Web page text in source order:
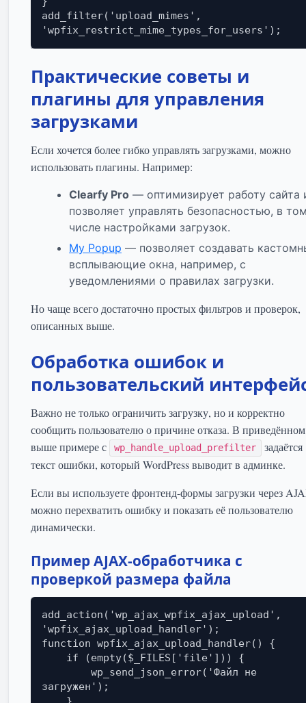
add_filter('upload_mimes',
'wpfix_restrict_mime_types_for_users');
Практические советы и
плагины для управления
загрузками
Если хочется более гибко управлять загрузками, можно
использовать плагины. Например:
Clearfy Pro — оптимизирует работу сайта
позволяет управлять безопасностью, в
числе настройками загрузок.
My Popup — позволяет создавать
всплывающие окна, например, с
уведомлениями о правилах загрузки.
Но чаще всего достаточно простых фильтров и проверок,
описанных выше.
Обработка ошибок и
пользовательский
Важно не только ограничить загрузку, но и корректно
сообщить пользователю о причине отказа. В приведённом
выше примере с
wp_handle_upload_prefilter
задаётся
текст ошибки, который WordPress выводит в админке.
Если вы используете фронтенд-формы загрузки через
можно перехватить ошибку и показать её пользователю
динамически.
Пример AJAX-обработчика с
проверкой размера файла
add_action('wp_ajax_wpfix_ajax_upload',
'wpfix_ajax_upload_handler');
function wpfix_ajax_upload_handler() {
загружен');